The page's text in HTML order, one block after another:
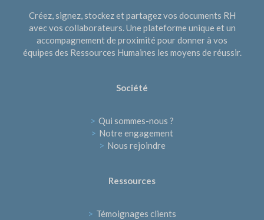
Créez, signez, stockez et partagez vos documents RH
avec vos collaborateurs. Une plateforme unique et un
accompagnement de proximité pour donner à vos
équipes des Ressources Humaines les moyens de réussir.
Société
> Qui sommes-nous ?
> Notre engagement
> Nous rejoindre
Ressources
> Témoignages clients